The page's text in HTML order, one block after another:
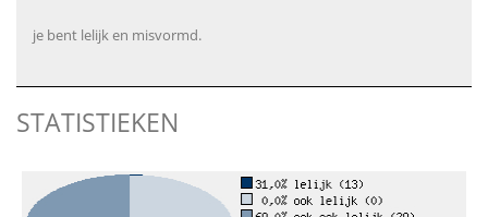
je bent lelijk en misvormd.
STATISTIEKEN